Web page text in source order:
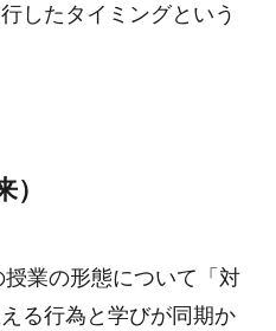
したタイミングという
業の形態について「対
る行為と学びが同期か